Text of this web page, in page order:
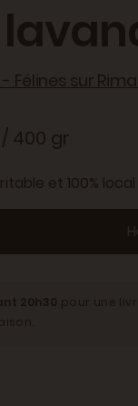
Félines sur
/ 400 gr
et 100%